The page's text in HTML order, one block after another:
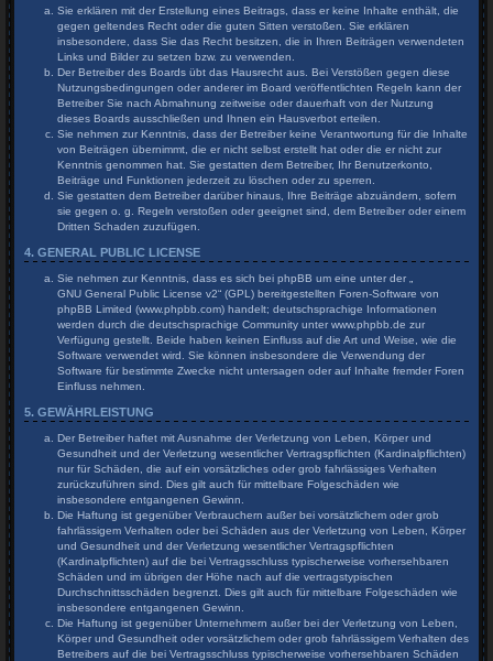
Sie erklären mit der Erstellung eines Beitrags, dass er keine Inhalte enthält, die
gegen geltendes Recht oder die guten Sitten verstoßen. Sie erklären
insbesondere, dass Sie das Recht besitzen, die in Ihren Beiträgen verwendeten
Links und Bilder zu setzen bzw. zu verwenden.
Der Betreiber des Boards übt das Hausrecht aus. Bei Verstößen gegen diese
Nutzungsbedingungen oder anderer im Board veröffentlichten Regeln kann der
Betreiber Sie nach Abmahnung zeitweise oder dauerhaft von der Nutzung
dieses Boards ausschließen und Ihnen ein Hausverbot erteilen.
Sie nehmen zur Kenntnis, dass der Betreiber keine Verantwortung für die Inhalte
von Beiträgen übernimmt, die er nicht selbst erstellt hat oder die er nicht zur
Kenntnis genommen hat. Sie gestatten dem Betreiber, Ihr Benutzerkonto,
Beiträge und Funktionen jederzeit zu löschen oder zu sperren.
Sie gestatten dem Betreiber darüber hinaus, Ihre Beiträge abzuändern, sofern
sie gegen o. g. Regeln verstoßen oder geeignet sind, dem Betreiber oder einem
Dritten Schaden zuzufügen.
4. GENERAL PUBLIC LICENSE
Sie nehmen zur Kenntnis, dass es sich bei phpBB um eine unter der „
GNU General Public License v2“ (GPL) bereitgestellten Foren-Software von
phpBB Limited (www.phpbb.com) handelt; deutschsprachige Informationen
werden durch die deutschsprachige Community unter www.phpbb.de zur
Verfügung gestellt. Beide haben keinen Einfluss auf die Art und Weise, wie die
Software verwendet wird. Sie können insbesondere die Verwendung der
Software für bestimmte Zwecke nicht untersagen oder auf Inhalte fremder Foren
Einfluss nehmen.
5. GEWÄHRLEISTUNG
Der Betreiber haftet mit Ausnahme der Verletzung von Leben, Körper und
Gesundheit und der Verletzung wesentlicher Vertragspflichten (Kardinalpflichten)
nur für Schäden, die auf ein vorsätzliches oder grob fahrlässiges Verhalten
zurückzuführen sind. Dies gilt auch für mittelbare Folgeschäden wie
insbesondere entgangenen Gewinn.
Die Haftung ist gegenüber Verbrauchern außer bei vorsätzlichem oder grob
fahrlässigem Verhalten oder bei Schäden aus der Verletzung von Leben, Körper
und Gesundheit und der Verletzung wesentlicher Vertragspflichten
(Kardinalpflichten) auf die bei Vertragsschluss typischerweise vorhersehbaren
Schäden und im übrigen der Höhe nach auf die vertragstypischen
Durchschnittsschäden begrenzt. Dies gilt auch für mittelbare Folgeschäden wie
insbesondere entgangenen Gewinn.
Die Haftung ist gegenüber Unternehmern außer bei der Verletzung von Leben,
Körper und Gesundheit oder vorsätzlichem oder grob fahrlässigem Verhalten des
Betreibers auf die bei Vertragsschluss typischerweise vorhersehbaren Schäden